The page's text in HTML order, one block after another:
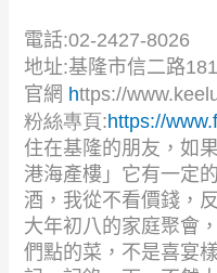
電話:02-2427-8026
地址:基隆市信二路
官網 https://
粉絲專頁:https://
住在基隆的朋友，如
港海產樓」它有一定
酒，我從不看價錢，
大年初八的家庭聚會
們點的菜，不是喜宴